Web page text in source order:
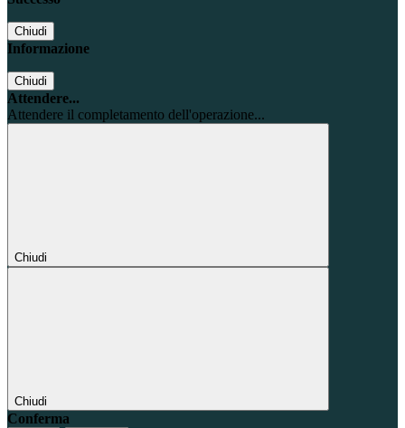
Chiudi
Informazione
Chiudi
Attendere...
Attendere il completamento dell'operazione...
Chiudi
Chiudi
Conferma